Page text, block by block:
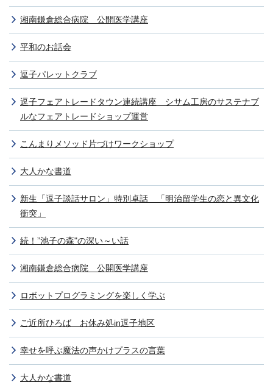
湘南鎌倉総合病院 公開医学講座
平和のお話会
逗子パレットクラブ
逗子フェアトレードタウン連続講座 シサム工房のサステナブ
ルなフェアトレードショップ運営
こんまりメソッド片づけワークショップ
大人かな書道
新生「逗子談話サロン」特別卓話 「明治留学生の恋と異文化
衝突」
続！”池子の森"の深い～い話
湘南鎌倉総合病院 公開医学講座
ロボットプログラミングを楽しく学ぶ
ご近所ひろば お休み処in逗子地区
幸せを呼ぶ魔法の声かけプラスの言葉
大人かな書道